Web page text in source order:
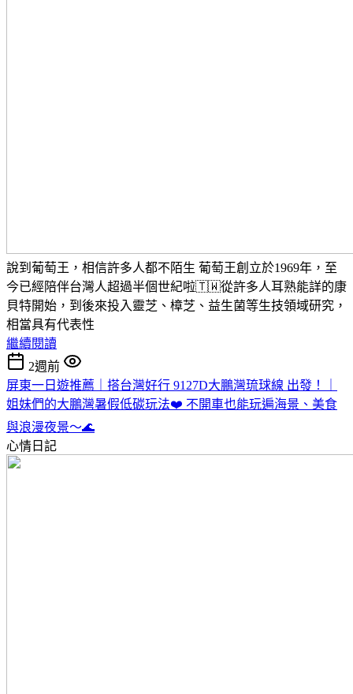
說到葡萄王，相信許多人都不陌生 葡萄王創立於1969年，至
今已經陪伴台灣人超過半個世紀啦🇹🇼從許多人耳熟能詳的康
貝特開始，到後來投入靈芝、樟芝、益生菌等生技領域研究，
相當具有代表性
繼續閱讀
2週前
屏東一日遊推薦｜搭台灣好行 9127D大鵬灣琉球線 出發！｜
姐妹們的大鵬灣暑假低碳玩法❤️ 不開車也能玩遍海景、美食
與浪漫夜景～🌊
心情日記